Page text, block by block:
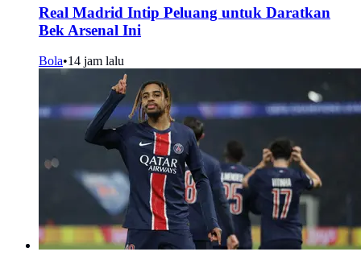
Real Madrid Intip Peluang untuk Daratkan
Bek Arsenal Ini
Bola•14 jam lalu